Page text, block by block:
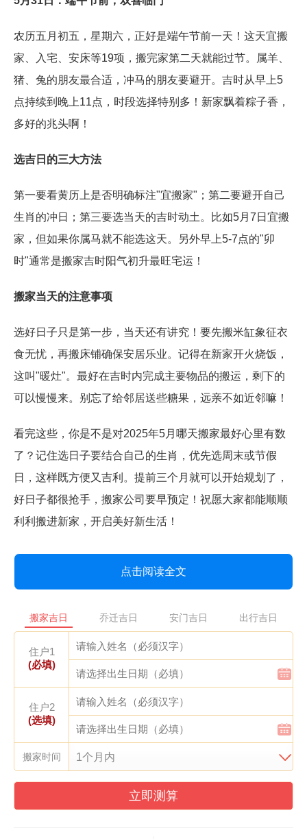
农历五月初五，星期六，正好是端午节前一天！这天宜搬
家、入宅、安床等19项，搬完家第二天就能过节。属羊、
猪、兔的朋友最合适，冲马的朋友要避开。吉时从早上5
点持续到晚上11点，时段选择特别多！新家飘着粽子香，
多好的兆头啊！
选吉日的三大方法
第一要看黄历上是否明确标注"宜搬家"；第二要避开自己
生肖的冲日；第三要选当天的吉时动土。比如5月7日宜搬
家，但如果你属马就不能选这天。另外早上5-7点的"卯
时"通常是搬家吉时阳气初升最旺宅运！
搬家当天的注意事项
选好日子只是第一步，当天还有讲究！要先搬米缸象征衣
食无忧，再搬床铺确保安居乐业。记得在新家开火烧饭，
这叫"暖灶"。最好在吉时内完成主要物品的搬运，剩下的
可以慢慢来。别忘了给邻居送些糖果，远亲不如近邻嘛！
看完这些，你是不是对2025年5月哪天搬家最好心里有数
了？记住选日子要结合自己的生肖，优先选周末或节假
日，这样既方便又吉利。提前三个月就可以开始规划了，
好日子都很抢手，搬家公司要早预定！祝愿大家都能顺顺
利利搬进新家，开启美好新生活！
点击阅读全文
搬家吉日 乔迁吉日 安门吉日 出行吉日
住户1
(必填)
住户2
(选填)
搬家时间
立即测算